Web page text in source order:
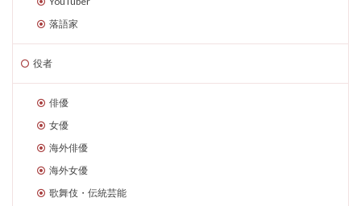
落語家
役者
俳優
女優
海外俳優
海外女優
歌舞伎・伝統芸能